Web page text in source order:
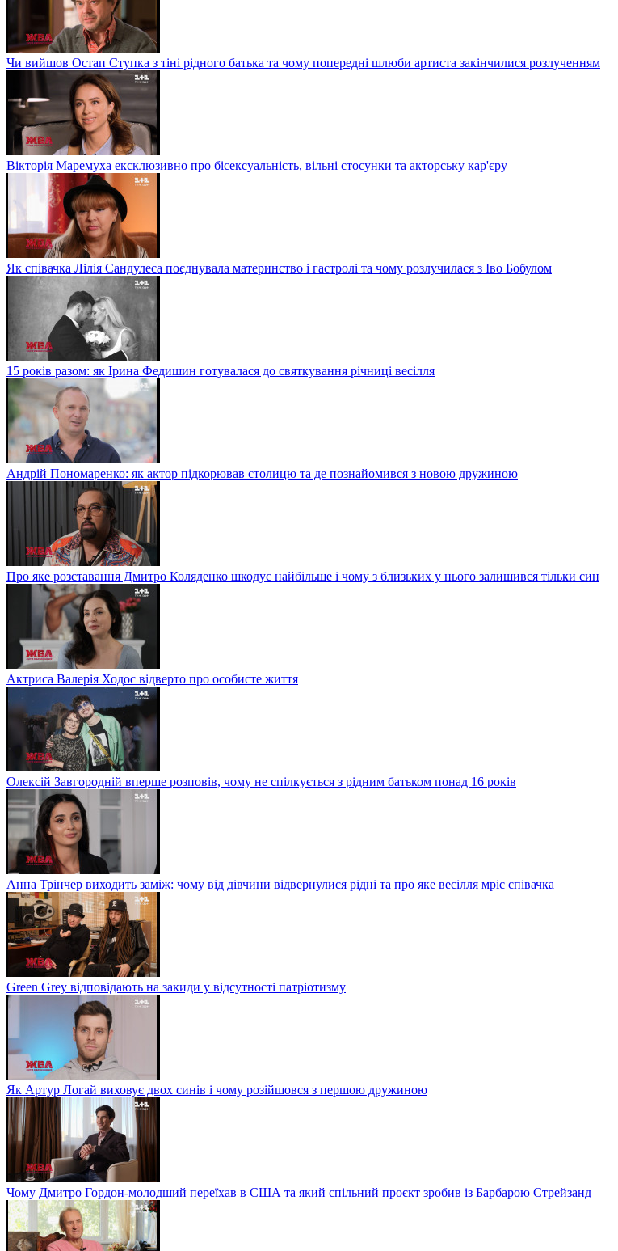
Чи вийшов Остап Ступка з тіні рідного батька та чому попередні шлюби артиста закінчилися розлученням
Вікторія Маремуха ексклюзивно про бісексуальність, вільні стосунки та акторську кар'єру
Як співачка Лілія Сандулеса поєднувала материнство і гастролі та чому розлучилася з Іво Бобулом
15 років разом: як Ірина Федишин готувалася до святкування річниці весілля
Андрій Пономаренко: як актор підкорював столицю та де познайомився з новою дружиною
Про яке розставання Дмитро Коляденко шкодує найбільше і чому з близьких у нього залишився тільки син
Актриса Валерія Ходос відверто про особисте життя
Олексій Завгородній вперше розповів, чому не спілкується з рідним батьком понад 16 років
Анна Трінчер виходить заміж: чому від дівчини відвернулися рідні та про яке весілля мріє співачка
Green Grey відповідають на закиди у відсутності патріотизму
Як Артур Логай виховує двох синів і чому розійшовся з першою дружиною
Чому Дмитро Гордон-молодший переїхав в США та який спільний проєкт зробив із Барбарою Стрейзанд